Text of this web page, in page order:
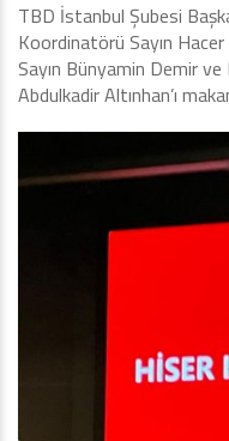
TBD İstanbul Şubesi
Koordinatörü Sayın
Sayın Bünyamin Demir ve
Abdulkadir Altınhan’ı